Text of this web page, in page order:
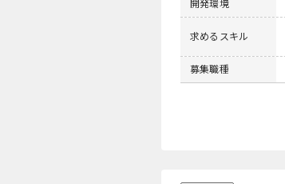
開発環境
求めるスキル
募集職種